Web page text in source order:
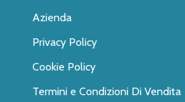
Azienda
Privacy Policy
Cookie Policy
Termini e Condizioni Di Vendita